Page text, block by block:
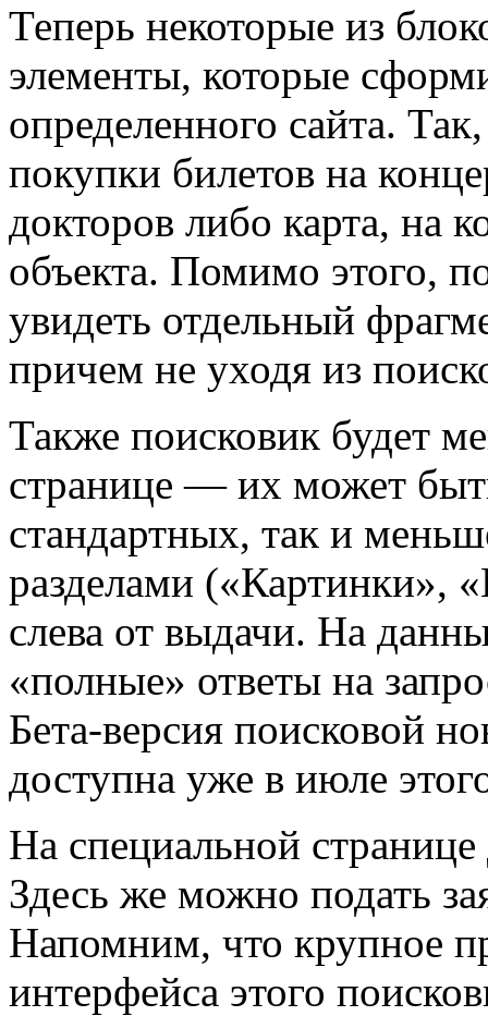
Теперь некоторые из
элементы, которые
определенного сайта.
покупки билетов на
докторов либо карта, на
объекта. Помимо этого,
увидеть отдельный
причем не уходя из
Также поисковик будет
странице — их может
стандартных, так и
разделами («Картинки»,
слева от выдачи. На
«полные» ответы на
Бета-версия поисковой
доступна уже в июле
На специальной
Здесь же можно подать
Напомним, что крупное
интерфейса этого